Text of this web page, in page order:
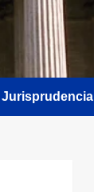
Jurisprudencia